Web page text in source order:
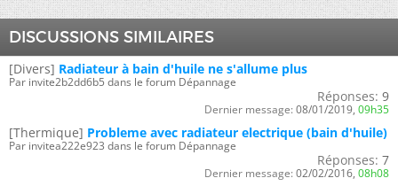
DISCUSSIONS SIMILAIRES
[Divers] Radiateur à bain d'huile ne s'allume plus
Par invite2b2dd6b5 dans le forum Dépannage
Réponses: 9
Dernier message: 08/01/2019, 09h35
[Thermique] Probleme avec radiateur electrique (bain d'huile)
Par invitea222e923 dans le forum Dépannage
Réponses: 7
Dernier message: 02/02/2016, 08h08